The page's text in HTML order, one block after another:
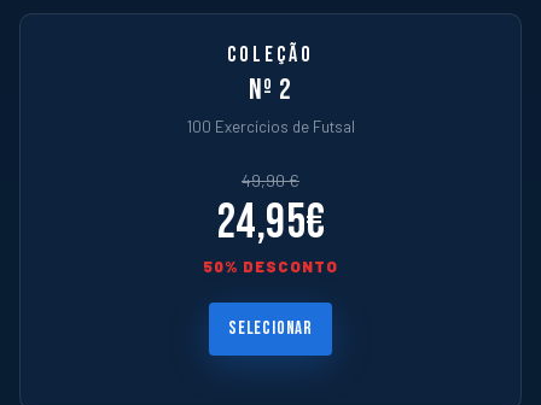
COLEÇÃO
Nº 2
100 Exercícios de Futsal
49,90 €
24,95€
50% DESCONTO
SELECIONAR